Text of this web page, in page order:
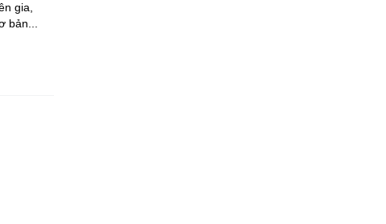
gia,
bản...